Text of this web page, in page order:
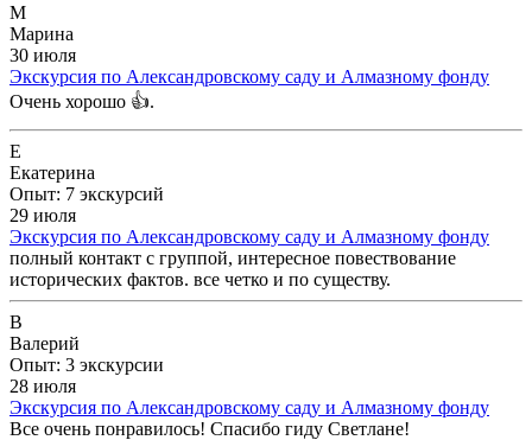
М
Марина
30 июля
Экскурсия по Александровскому саду и Алмазному фонду
Очень хорошо 👍.
Е
Екатерина
Опыт: 7 экскурсий
29 июля
Экскурсия по Александровскому саду и Алмазному фонду
полный контакт с группой, интересное повествование
исторических фактов. все четко и по существу.
В
Валерий
Опыт: 3 экскурсии
28 июля
Экскурсия по Александровскому саду и Алмазному фонду
Все очень понравилось! Спасибо гиду Светлане!